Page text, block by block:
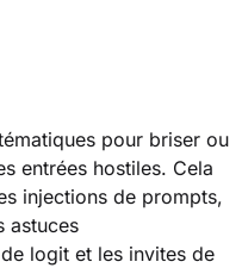
pour briser ou
entrées hostiles. Cela
injections de prompts,
astuces
logit et les invites de